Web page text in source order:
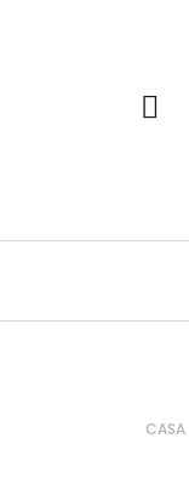
CASA